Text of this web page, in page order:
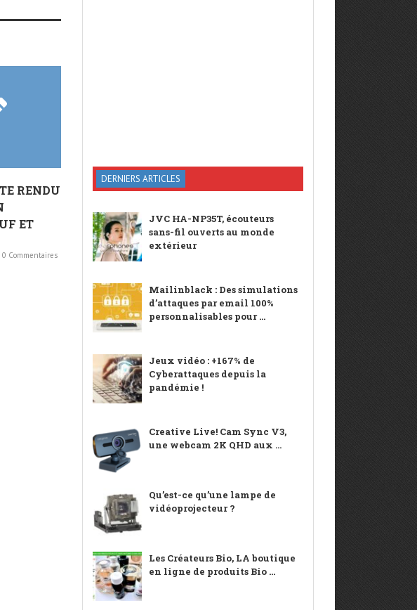
RENDU
ET
0 Commentaires
DERNIERS ARTICLES
JVC HA-NP35T, écouteurs
sans-fil ouverts au monde
extérieur
Mailinblack : Des simulations
d’attaques par email 100%
personnalisables pour ...
Jeux vidéo : +167% de
Cyberattaques depuis la
pandémie !
Creative Live! Cam Sync V3,
une webcam 2K QHD aux ...
Qu’est-ce qu’une lampe de
vidéoprojecteur ?
Les Créateurs Bio, LA boutique
en ligne de produits Bio ...